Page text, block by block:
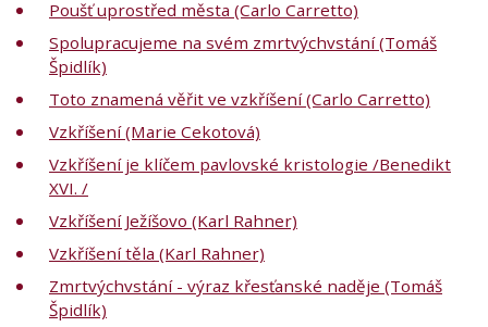
Poušť uprostřed města (Carlo Carretto)
Spolupracujeme na svém zmrtvýchvstání (Tomáš
Špidlík)
Toto znamená věřit ve vzkříšení (Carlo Carretto)
Vzkříšení (Marie Cekotová)
Vzkříšení je klíčem pavlovské kristologie /Benedikt
XVI. /
Vzkříšení Ježíšovo (Karl Rahner)
Vzkříšení těla (Karl Rahner)
Zmrtvýchvstání - výraz křesťanské naděje (Tomáš
Špidlík)